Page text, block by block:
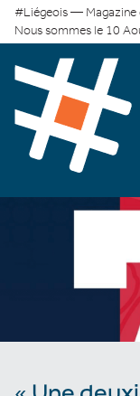
#Liégeois — Magazine
Nous sommes le 10